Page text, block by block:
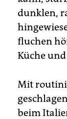
dunklen,
fluchen
Küche
Mit
beim